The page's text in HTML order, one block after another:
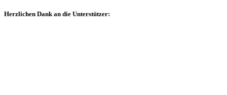
Herzlichen Dank an die Unterstützer: